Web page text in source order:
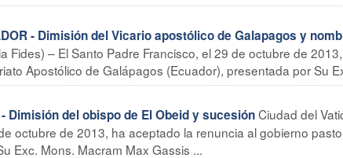
- Dimisión del Vicario apostólico de Galapagos y
Fides) – El Santo Padre Francisco, el 29 de octubre de
Apostólico de Galápagos (Ecuador), presentada por Su
- Dimisión del obispo de El Obeid y sucesiónCiudad del
octubre de 2013, ha aceptado la renuncia al gobierno
Exc. Mons. Macram Max Gassis ...